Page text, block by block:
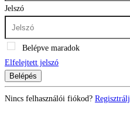
Jelszó
Belépve maradok
Elfelejtett jelszó
Belépés
Nincs felhasználói fiókod? Regisztrálj